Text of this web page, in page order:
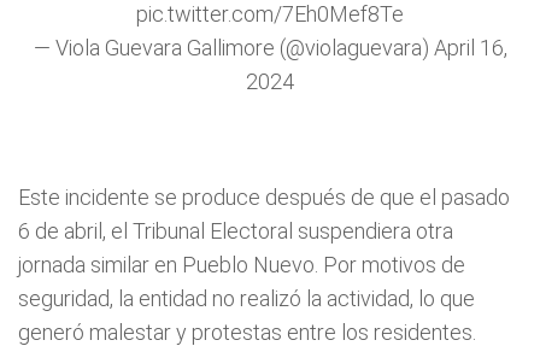
pic.twitter.com/7Eh0Mef8Te
— Viola Guevara Gallimore (@violaguevara) April 16,
2024
Este incidente se produce después de que el pasado
6 de abril, el Tribunal Electoral suspendiera otra
jornada similar en Pueblo Nuevo. Por motivos de
seguridad, la entidad no realizó la actividad, lo que
generó malestar y protestas entre los residentes.